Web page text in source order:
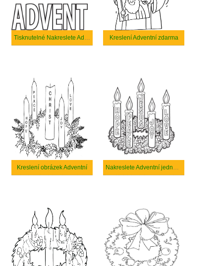
Tisknutelné Nakreslete Adventní Kreslení Adventní zdarma
Kreslení obrázek Adventní Nakreslete Adventní jednoduché u dětí